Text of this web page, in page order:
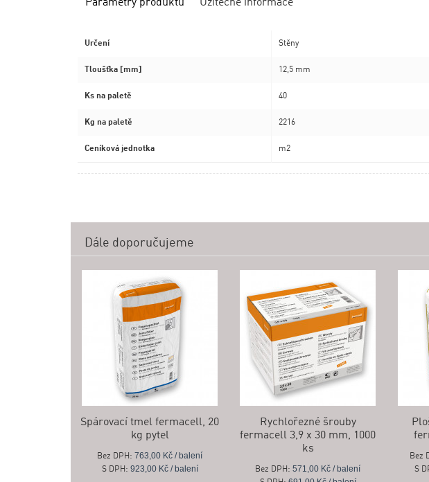
Parametry produktu Užitečné informace
Určení Stěny
Tloušťka [mm] 12,5 mm
Ks na paletě 40
Kg na paletě 2216
Ceníková jednotka m2
Dále doporučujeme
Spárovací tmel fermacell, 20
kg pytel
Bez DPH: 763,00 Kč / balení
S DPH: 923,00 Kč / balení
Rychlořezné šrouby
fermacell 3,9 x 30 mm, 1000
ks
Bez DPH: 571,00 Kč / balení
Bez
S